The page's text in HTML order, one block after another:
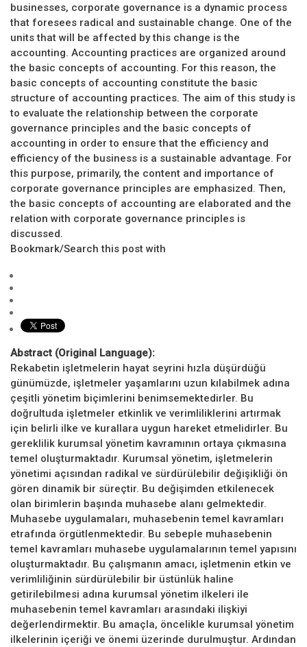
businesses, corporate governance is a dynamic process
that foresees radical and sustainable change. One of the
units that will be affected by this change is the
accounting. Accounting practices are organized around
the basic concepts of accounting. For this reason, the
basic concepts of accounting constitute the basic
structure of accounting practices. The aim of this study is
to evaluate the relationship between the corporate
governance principles and the basic concepts of
accounting in order to ensure that the efficiency and
efficiency of the business is a sustainable advantage. For
this purpose, primarily, the content and importance of
corporate governance principles are emphasized. Then,
the basic concepts of accounting are elaborated and the
relation with corporate governance principles is
discussed.
Bookmark/Search this post with
Abstract (Original Language):
Rekabetin işletmelerin hayat seyrini hızla düşürdüğü
günümüzde, işletmeler yaşamlarını uzun kılabilmek adına
çeşitli yönetim biçimlerini benimsemektedirler. Bu
doğrultuda işletmeler etkinlik ve verimliliklerini artırmak
için belirli ilke ve kurallara uygun hareket etmelidirler. Bu
gereklilik kurumsal yönetim kavramının ortaya çıkmasına
temel oluşturmaktadır. Kurumsal yönetim, işletmelerin
yönetimi açısından radikal ve sürdürülebilir değişikliği ön
gören dinamik bir süreçtir. Bu değişimden etkilenecek
olan birimlerin başında muhasebe alanı gelmektedir.
Muhasebe uygulamaları, muhasebenin temel kavramları
etrafında örgütlenmektedir. Bu sebeple muhasebenin
temel kavramları muhasebe uygulamalarının temel yapısını
oluşturmaktadır. Bu çalışmanın amacı, işletmenin etkin ve
verimliliğinin sürdürülebilir bir üstünlük haline
getirilebilmesi adına kurumsal yönetim ilkeleri ile
muhasebenin temel kavramları arasındaki ilişkiyi
değerlendirmektir. Bu amaçla, öncelikle kurumsal yönetim
ilkelerinin içeriği ve önemi üzerinde durulmuştur. Ardından